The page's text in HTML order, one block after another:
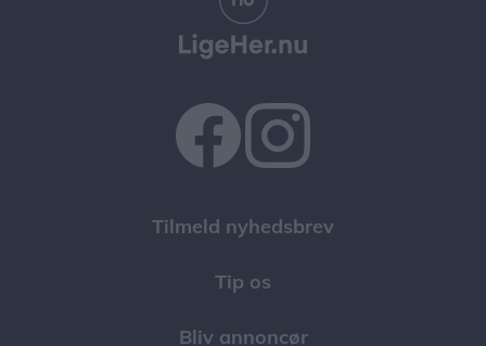
Tilmeld nyhedsbrev
Tip os
Bliv annoncør